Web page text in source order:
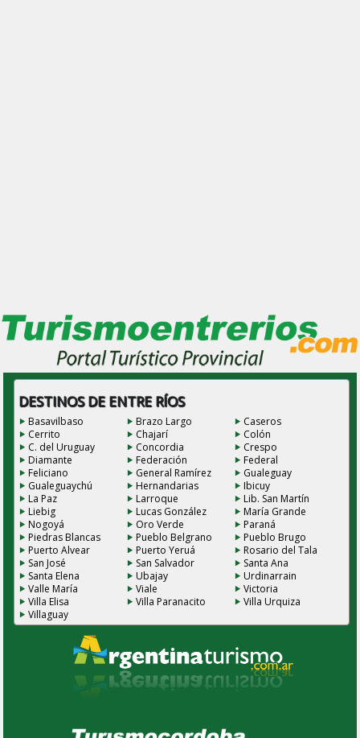
DESTINOS DE ENTRE RÍOS
Basavilbaso Brazo Largo
Caseros
Cerrito
Chajarí
Colón
C. del Uruguay
Concordia
Crespo
Diamante
Federación
Federal
Feliciano
General Ramírez
Gualeguay
Gualeguaychú
Hernandarias
Ibicuy
La Paz
Larroque
Lib. San Martín
Liebig
Lucas González
María Grande
Nogoyá
Oro Verde
Paraná
Piedras Blancas
Pueblo Belgrano
Pueblo Brugo
Puerto Alvear
Puerto Yeruá
Rosario del Tala
San José
San Salvador
Santa Ana
Santa Elena
Ubajay
Urdinarrain
Valle María
Viale
Victoria
Villa Elisa
Villa Paranacito
Villa Urquiza
Villaguay